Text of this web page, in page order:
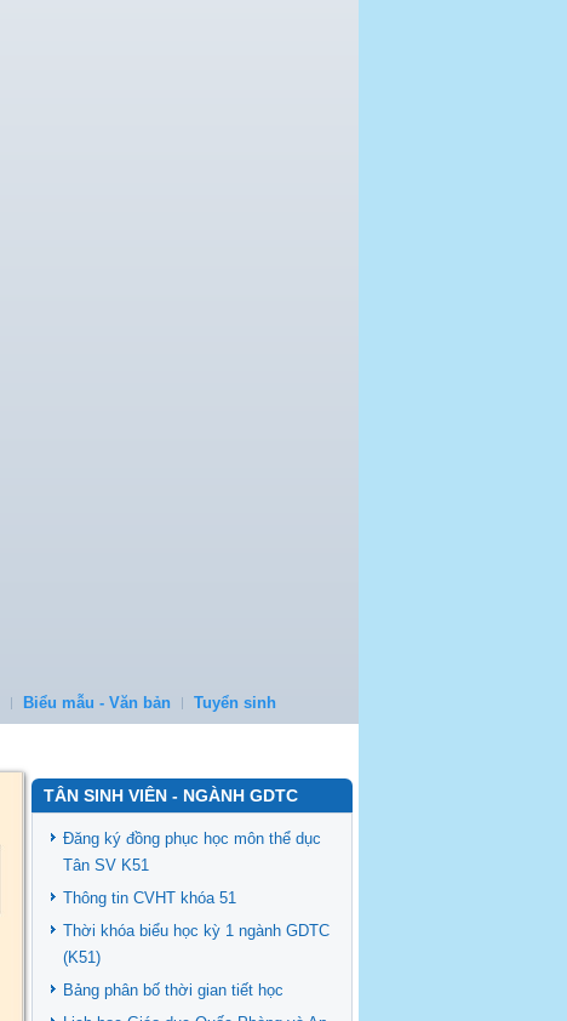
Biểu mẫu - Văn bản Tuyển sinh
TÂN SINH VIÊN - NGÀNH GDTC
Đăng ký đồng phục học môn thể dục
Tân SV K51
Thông tin CVHT khóa 51
Thời khóa biểu học kỳ 1 ngành GDTC
(K51)
Bảng phân bố thời gian tiết học